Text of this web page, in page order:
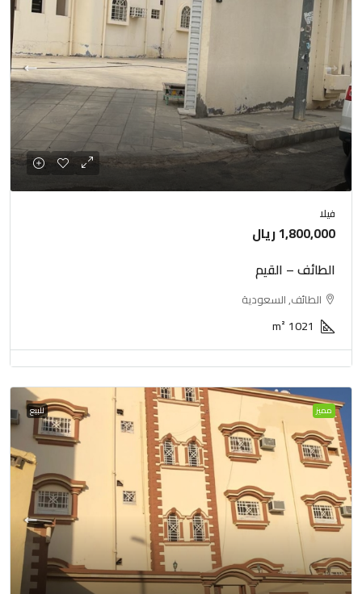
فيلا
1,800,000 ريال
الطائف – القيم
الطائف, السعودية
1021
m²
مميز للبيع